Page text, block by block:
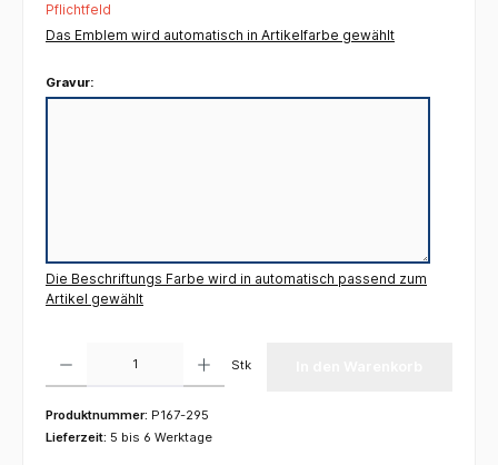
Pflichtfeld
Das Emblem wird automatisch in Artikelfarbe gewählt
Gravur:
Die Beschriftungs Farbe wird in automatisch passend zum
Artikel gewählt
Stk
Produktnummer: P167-295
Lieferzeit: 5 bis 6 Werktage